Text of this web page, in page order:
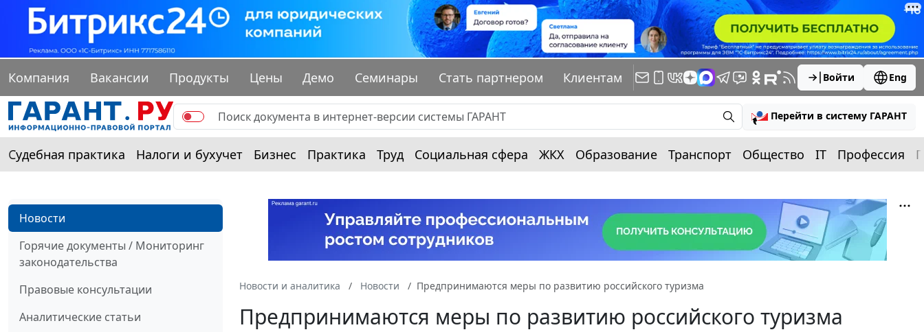
Компания Вакансии Продукты Цены Демо Семинары Стать партнером Клиентам Войти Eng
Перейти в систему ГАРАНТ
Судебная практика Налоги и бухучет Бизнес Практика Труд Социальная сфера ЖКХ Образование Транспорт Общество IT Профессия
Новости
Горячие документы / Мониторинг
законодательства
Правовые консультации
Аналитические статьи
Новости и аналитика Новости Предпринимаются меры по развитию российского туризма
Предпринимаются меры по развитию российского туризма